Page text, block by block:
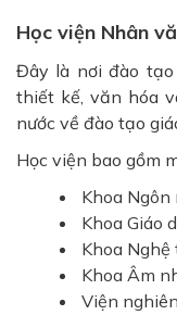
Học viện Nhân
Đây là nơi đào
thiết kế, văn hóa
nước về đào tạo
Học viện bao gồm
Khoa
Khoa Giáo
Khoa
Khoa Âm
Viện